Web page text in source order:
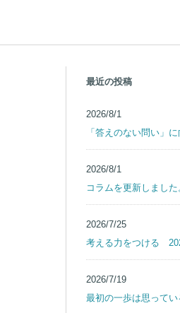
最近の投稿